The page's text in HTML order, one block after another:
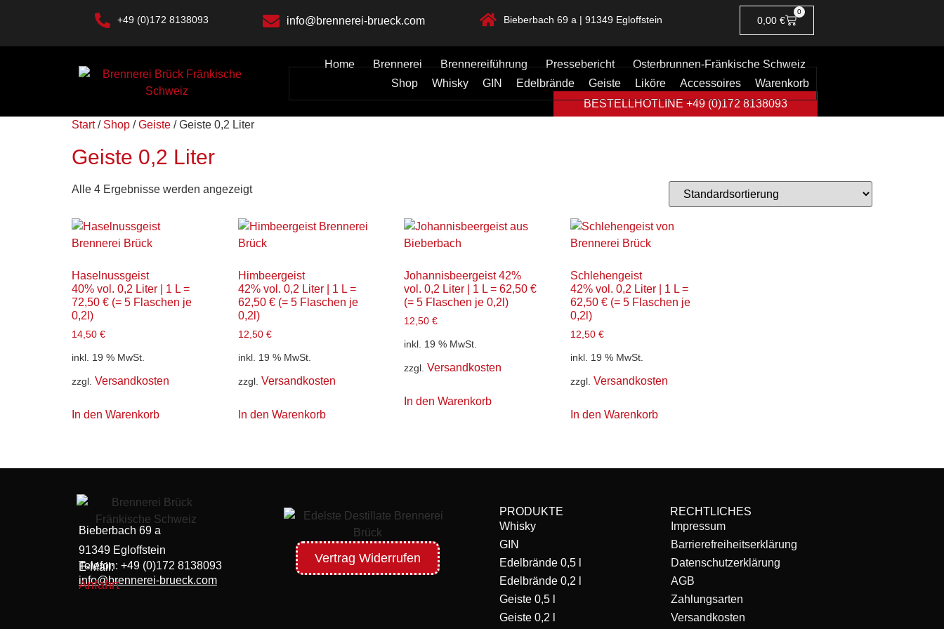
+49 (0)172 8138093 info@brennerei-brueck.com Bieberbach 69 a | 91349 Egloffstein 0,00 €
0
Home Brennerei Brennereiführung Pressebericht
Osterbrunnen-Fränkische Schweiz
Shop
Whisky GIN Edelbrände Geiste Liköre Accessoires
Warenkorb
BESTELLHOTLINE +49 (0)172 8138093
Start/ Shop /Geiste / Geiste 0,2 Liter
Geiste 0,2 Liter
Alle 4 Ergebnisse werden angezeigt
Haselnussgeist
40% vol. 0,2 Liter | 1 L =
72,50 € (= 5 Flaschen je
0,2l)
14,50 €
inkl. 19 % MwSt.
zzgl. Versandkosten
In den Warenkorb
Himbeergeist
42% vol. 0,2 Liter | 1 L =
62,50 € (= 5 Flaschen je
0,2l)
12,50 €
inkl. 19 % MwSt.
zzgl. Versandkosten
In den Warenkorb
Johannisbeergeist 42%
vol. 0,2 Liter | 1 L = 62,50 €
(= 5 Flaschen je 0,2l)
12,50€
inkl. 19 % MwSt.
zzgl.Versandkosten
In den Warenkorb
Schlehengeist
42% vol. 0,2 Liter | 1 L =
62,50 € (= 5 Flaschen je
0,2l)
12,50 €
inkl. 19 % MwSt.
zzgl. Versandkosten
In den Warenkorb
Bieberbach 69 a
91349 Egloffstein
Telefon: +49 (0)172 8138093
E-Mail:
info@brennerei-brueck.com
Anfahrt
Vertrag Widerrufen
PRODUKTE
Whisky
GIN
Edelbrände 0,5 l
Edelbrände 0,2 l
Geiste 0,5 l
Geiste 0,2 l
RECHTLICHES
Impressum
Barrierefreiheitserklärung
Datenschutzerklärung
AGB
Zahlungsarten
Versandkosten